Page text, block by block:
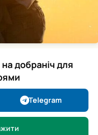
добраніч для
Telegram